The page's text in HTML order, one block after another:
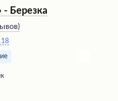
- Березка
)